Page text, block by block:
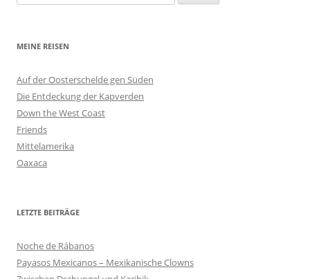
nach:
MEINE REISEN
Auf der Oosterschelde gen Süden
Die Entdeckung der Kapverden
Down the West Coast
Friends
Mittelamerika
Oaxaca
LETZTE BEITRÄGE
Noche de Rábanos
Payasos Mexicanos – Mexikanische Clowns